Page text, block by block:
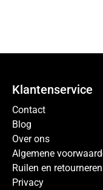
Klantenservice
Contact
Blog
Over ons
Algemene
Ruilen en retourneren
Privacy